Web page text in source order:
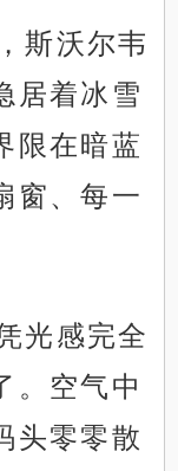
斯沃尔韦
居着冰雪
限在暗蓝
窗、每一
光感完全
。空气中
头零零散